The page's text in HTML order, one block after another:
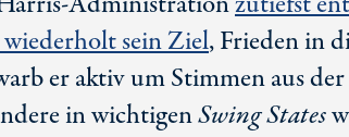
sein Ziel, Frieden in
er aktiv um Stimmen aus
in wichtigenSwing States